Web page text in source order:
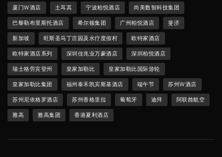
厦门W酒店 土耳其 宁波柏悦酒店 尚美数智科技集团
巴黎勒布里斯托酒店 希尔顿集团 广州柏悦酒店 斐济
新加坡 旺斯圣马丁庄园及水疗度假村 欧特家酒店
欧特家酒店系列 深圳佳兆业万豪酒店 深圳柏悦酒店
瑞士格劳宾登州 皇家加勒比 皇家加勒比国际游轮
皇家加勒比集团 福州泰禾凯宾斯基酒店 端午节 苏州W酒店
苏州尼依格罗酒店 苏州香格里拉 葡萄牙 迪拜 阿联酋航空
雅高 雅高集团 香港夏利酒店